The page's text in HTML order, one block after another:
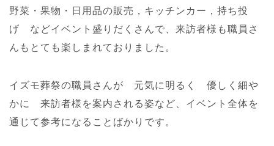
野菜・果物・日用品の販売，キッチンカー，持ち投
げ などイベント盛りだくさんで、来訪者様も職員さ
んもとても楽しまれておりました。
イズモ葬祭の職員さんが 元気に明るく 優しく細や
かに 来訪者様を案内される姿など、イベント全体を
通じて参考になることばかりです。